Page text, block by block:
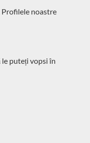
noastre
le puteți vopsi în